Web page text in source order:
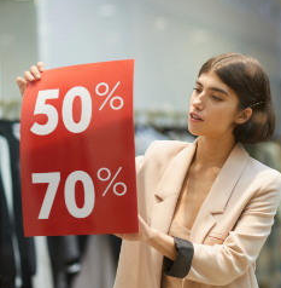
Rebajas de invierno:
sin los productos que
Ariadna Roca
Barcelona